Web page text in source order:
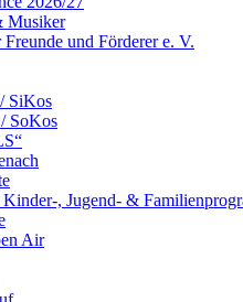
Musiker
Freunde und Förderer e. V.
SiKos
SoKos
Kinder-, Jugend- &
Air